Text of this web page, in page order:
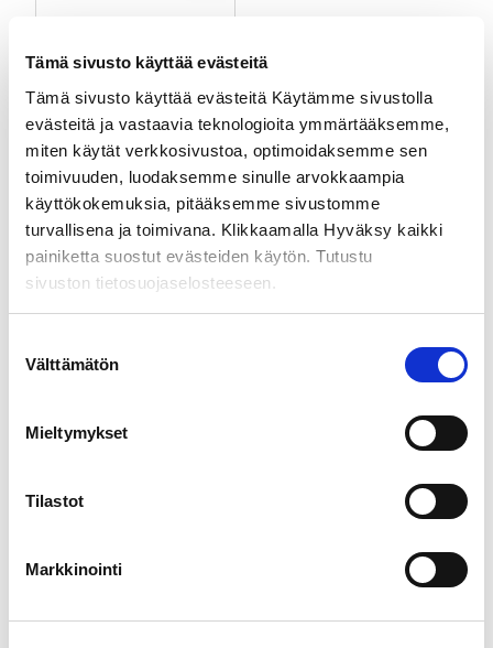
Tämä sivusto käyttää evästeitä
Tämä sivusto käyttää evästeitä Käytämme sivustolla
evästeitä ja vastaavia teknologioita ymmärtääksemme,
miten käytät verkkosivustoa, optimoidaksemme sen
toimivuuden, luodaksemme sinulle arvokkaampia
käyttökokemuksia, pitääksemme sivustomme
turvallisena ja toimivana. Klikkaamalla Hyväksy kaikki
painiketta suostut evästeiden käytön. Tutustu
sivuston tietosuojaselosteeseen.
valinta
Välttämätön
Mieltymykset
Tilastot
Markkinointi
0
€
–
5
4
5
,
0
0
€
€
–
4
6
5
,
0
0
€
(hämähäkki kehikko)
XL – 3,74m
645,00€
–
689,00€
H
i
n
t
a
l
u
o
k
k
9
alv 0%
Valitse vaihtoehdoista
Tyytyväisyystakuu
Ilmainen palautus 14
tavoitettavissa 24/7
maksutavat